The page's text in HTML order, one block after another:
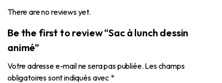
There are no reviews yet.
Be the first to review “Sac à lunch dessin
animé”
Votre adresse e-mail ne sera pas publiée. Les champs
obligatoires sont indiqués avec *